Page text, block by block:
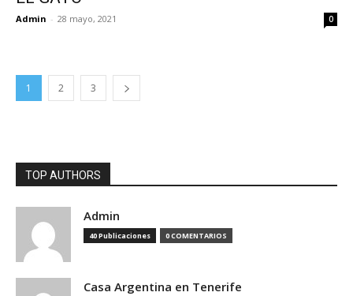
Admin - 28 mayo, 2021 0
1 2 3
TOP AUTHORS
Admin
40 Publicaciones 0 COMENTARIOS
Casa Argentina en Tenerife